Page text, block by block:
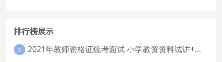
排行榜展示
1 2021年教师资格证统考面试 小学教资资料试讲+答辩